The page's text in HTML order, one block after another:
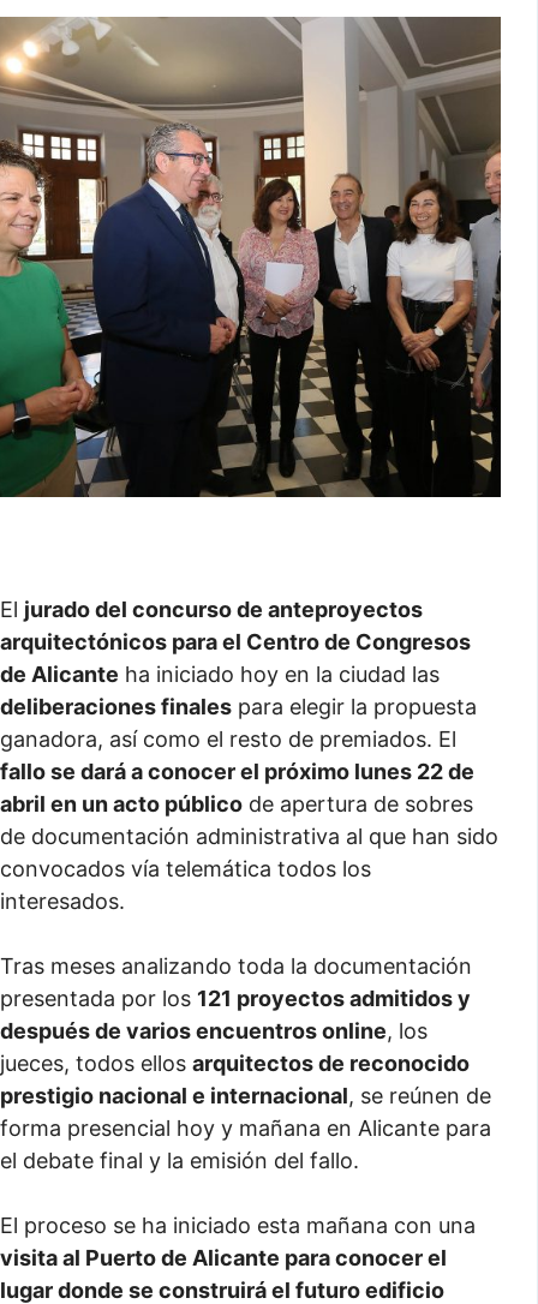
El jurado del concurso de anteproyectos
arquitectónicos para el Centro de Congresos
de Alicante ha iniciado hoy en la ciudad las
deliberaciones finales para elegir la propuesta
ganadora, así como el resto de premiados. El
fallo se dará a conocer el próximo lunes 22 de
abril en un acto público de apertura de sobres
de documentación administrativa al que han sido
convocados vía telemática todos los
interesados.
Tras meses analizando toda la documentación
presentada por los 121 proyectos admitidos y
después de varios encuentros online, los
jueces, todos ellos arquitectos de reconocido
prestigio nacional e internacional, se reúnen de
forma presencial hoy y mañana en Alicante para
el debate final y la emisión del fallo.
El proceso se ha iniciado esta mañana con una
visita al Puerto de Alicante para conocer el
lugar donde se construirá el futuro edificio